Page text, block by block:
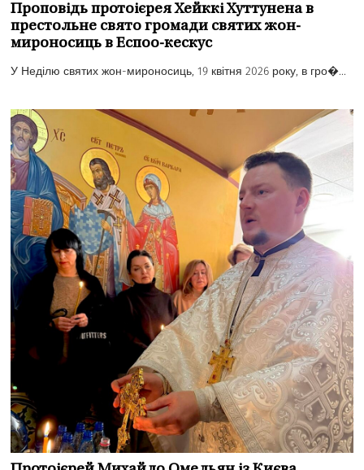
Проповідь протоієрея Хейккі Хуттунена в
престольне свято громади святих жон-
мироносиць в Еспоо-кескус
У Неділю святих жон-мироносиць, 19 квітня 2026 року, в гро�...